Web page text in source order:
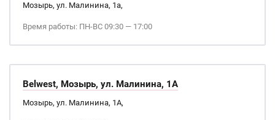
Мозырь, ул. Малинина, 1а,
Время работы: ПН-ВС 09:30 — 17:00
Belwest, Мозырь, ул. Малинина, 1А
Мозырь, ул. Малинина, 1А,